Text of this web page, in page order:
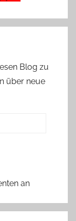
Blog zu
über neue
an